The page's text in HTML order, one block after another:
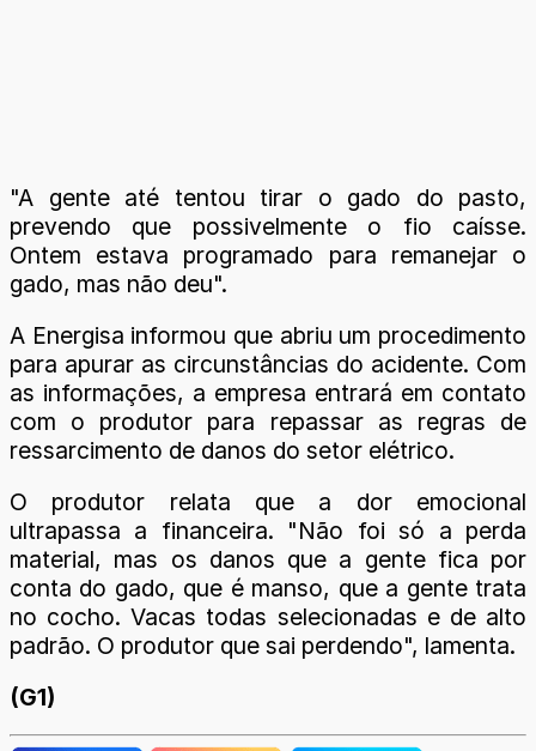
"A gente até tentou tirar o gado do pasto,
prevendo que possivelmente o fio caísse.
Ontem estava programado para remanejar o
gado, mas não deu".
A Energisa informou que abriu um procedimento
para apurar as circunstâncias do acidente. Com
as informações, a empresa entrará em contato
com o produtor para repassar as regras de
ressarcimento de danos do setor elétrico.
O produtor relata que a dor emocional
ultrapassa a financeira. "Não foi só a perda
material, mas os danos que a gente fica por
conta do gado, que é manso, que a gente trata
no cocho. Vacas todas selecionadas e de alto
padrão. O produtor que sai perdendo", lamenta.
(G1)